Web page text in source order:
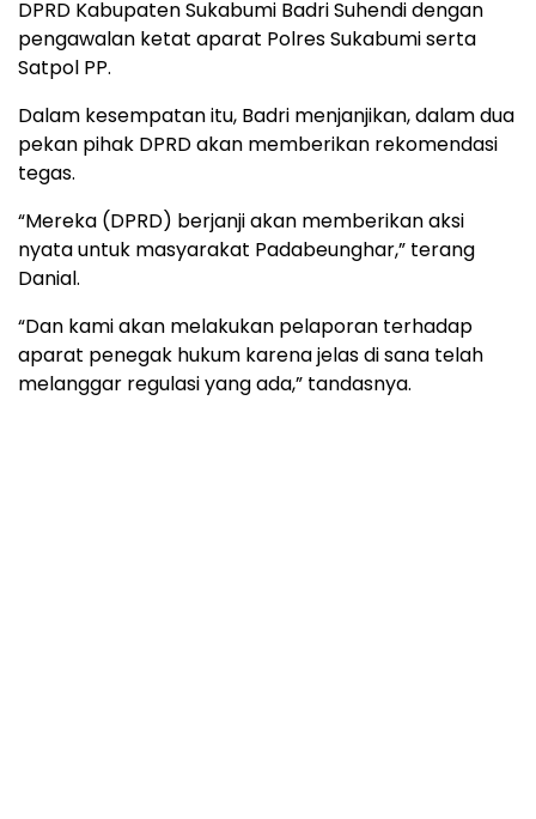
DPRD Kabupaten Sukabumi Badri Suhendi dengan
pengawalan ketat aparat Polres Sukabumi serta
Satpol PP.
Dalam kesempatan itu, Badri menjanjikan, dalam dua
pekan pihak DPRD akan memberikan rekomendasi
tegas.
“Mereka (DPRD) berjanji akan memberikan aksi
nyata untuk masyarakat Padabeunghar,” terang
Danial.
“Dan kami akan melakukan pelaporan terhadap
aparat penegak hukum karena jelas di sana telah
melanggar regulasi yang ada,” tandasnya.